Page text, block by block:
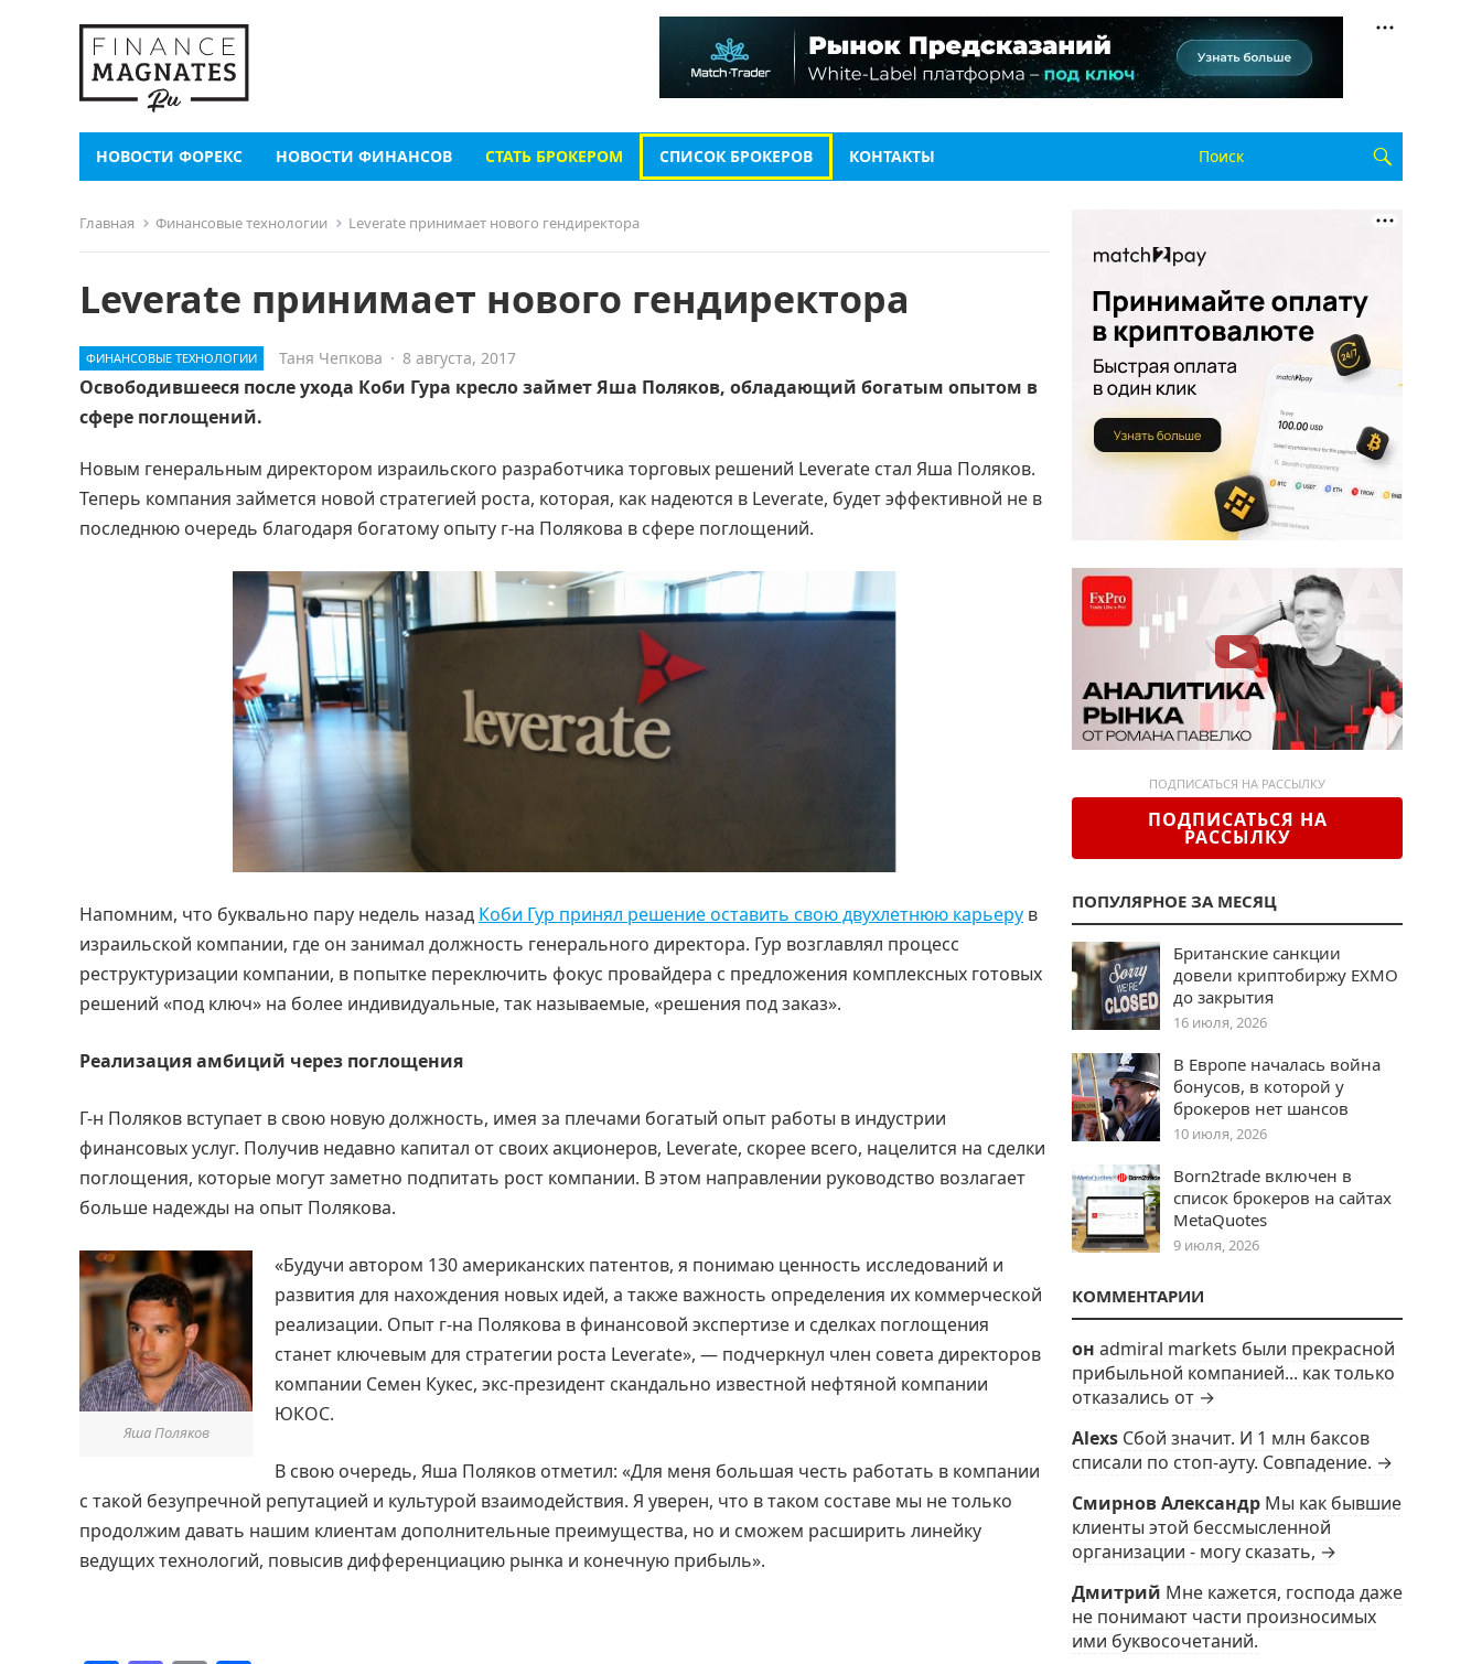
НОВОСТИ ФОРЕКС НОВОСТИ ФИНАНСОВ СТАТЬ БРОКЕРОМ СПИСОК БРОКЕРОВ КОНТАКТЫ
Главная Финансовые технологии Leverate принимает нового гендиректора
Leverate принимает нового гендиректора
ФИНАНСОВЫЕ ТЕХНОЛОГИИ Таня Чепкова · 8 августа, 2017
Освободившееся после ухода Коби Гура кресло займет Яша Поляков, обладающий богатым опытом в
сфере поглощений.
Новым генеральным директором израильского разработчика торговых решений Leverate стал Яша Поляков.
Теперь компания займется новой стратегией роста, которая, как надеются в Leverate, будет эффективной не в
последнюю очередь благодаря богатому опыту г-на Полякова в сфере поглощений.
Напомним, что буквально пару недель назад Коби Гур принял решение оставить свою двухлетнюю карьеру в
израильской компании, где он занимал должность генерального директора. Гур возглавлял процесс
реструктуризации компании, в попытке переключить фокус провайдера с предложения комплексных готовых
решений «под ключ» на более индивидуальные, так называемые, «решения под заказ».
Реализация амбиций через поглощения
Г-н Поляков вступает в свою новую должность, имея за плечами богатый опыт работы в индустрии
финансовых услуг. Получив недавно капитал от своих акционеров, Leverate, скорее всего, нацелится на сделки
поглощения, которые могут заметно подпитать рост компании. В этом направлении руководство возлагает
больше надежды на опыт Полякова.
Яша Поляков
«Будучи автором 130 американских патентов, я понимаю ценность исследований и
развития для нахождения новых идей, а также важность определения их коммерческой
реализации. Опыт г-на Полякова в финансовой экспертизе и сделках поглощения
станет ключевым для стратегии роста Leverate», — подчеркнул член совета директоров
компании Семен Кукес, экс-президент скандально известной нефтяной компании
ЮКОС.
В свою очередь, Яша Поляков отметил: «Для меня большая честь работать в компании
с такой безупречной репутацией и культурой взаимодействия. Я уверен, что в таком составе мы не только
продолжим давать нашим клиентам дополнительные преимущества, но и сможем расширить линейку
ведущих технологий, повысив дифференциацию рынка и конечную прибыль».
ПОДПИСАТЬСЯ НА РАССЫЛКУ
ПОДПИСАТЬСЯ НА
РАССЫЛКУ
ПОПУЛЯРНОЕ ЗА МЕСЯЦ
Британские санкции
довели криптобиржу EXMO
до закрытия
16 июля, 2026
В Европе началась война
бонусов, в которой у
брокеров нет шансов
10 июля, 2026
Born2trade включен в
список брокеров на сайтах
MetaQuotes
9 июля, 2026
КОММЕНТАРИИ
он admiral markets были прекрасной
прибыльной компанией... как только
отказались от →
Alexs Сбой значит. И 1 млн баксов
списали по стоп-ауту. Совпадение. →
Смирнов Александр Мы как бывшие
клиенты этой бессмысленной
организации - могу сказать, →
Дмитрий Мне кажется, господа даже
не понимают части произносимых
ими буквосочетаний.